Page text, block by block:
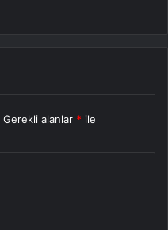
Gerekli alanlar * ile